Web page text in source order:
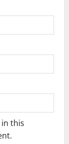
in this